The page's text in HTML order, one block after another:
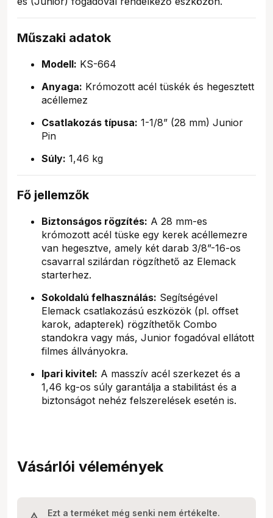
Műszaki adatok
Modell: KS-664
Anyaga: Krómozott acél tüskék és hegesztett
acéllemez
Csatlakozás típusa: 1-1/8” (28 mm) Junior
Pin
Súly: 1,46 kg
Fő jellemzők
Biztonságos rögzítés: A 28 mm-es
krómozott acél tüske egy kerek acéllemezre
van hegesztve, amely két darab 3/8”-16-os
csavarral szilárdan rögzíthető az Elemack
starterhez.
Sokoldalú felhasználás: Segítségével
Elemack csatlakozású eszközök (pl. offset
karok, adapterek) rögzíthetők Combo
standokra vagy más, Junior fogadóval ellátott
filmes állványokra.
Ipari kivitel: A masszív acél szerkezet és a
1,46 kg-os súly garantálja a stabilitást és a
biztonságot nehéz felszerelések esetén is.
Vásárlói vélemények
Ezt a terméket még senki nem értékelte.